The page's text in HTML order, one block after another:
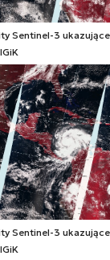
Sentinel-3
Sentinel-3